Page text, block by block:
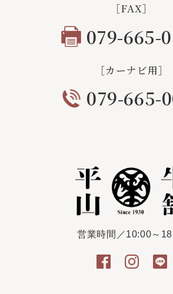
［FAX］
079-665-
［カーナビ用］
079-665-
営業時間／10:00～